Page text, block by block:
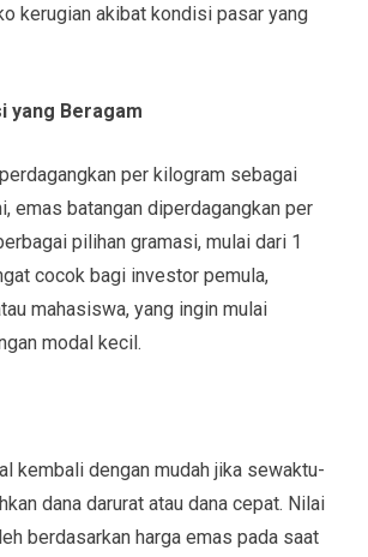
kerugian akibat kondisi pasar yang
yang Beragam
per kilogram sebagai
emas batangan diperdagangkan per
pilihan gramasi, mulai dari 1
cocok bagi investor pemula,
mahasiswa, yang ingin mulai
modal kecil.
kembali dengan mudah jika sewaktu-
dana darurat atau dana cepat. Nilai
berdasarkan harga emas pada saat